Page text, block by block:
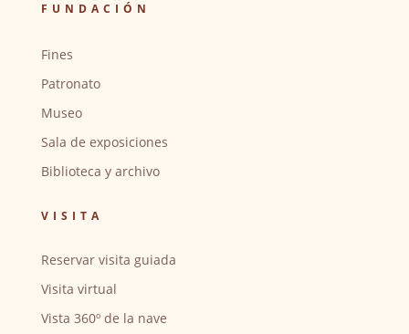
FUNDACIÓN
Fines
Patronato
Museo
Sala de exposiciones
Biblioteca y archivo
VISITA
Reservar visita guiada
Visita virtual
Vista 360º de la nave